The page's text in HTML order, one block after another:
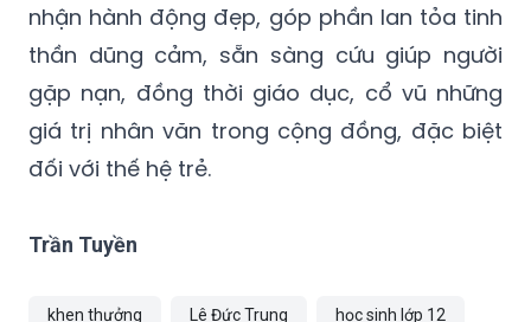
nhận hành động đẹp, góp phần lan tỏa tinh
thần dũng cảm, sẵn sàng cứu giúp người
gặp nạn, đồng thời giáo dục, cổ vũ những
giá trị nhân văn trong cộng đồng, đặc biệt
đối với thế hệ trẻ.
Trần Tuyền
khen thưởng Lê Đức Trung
học sinh lớp 12